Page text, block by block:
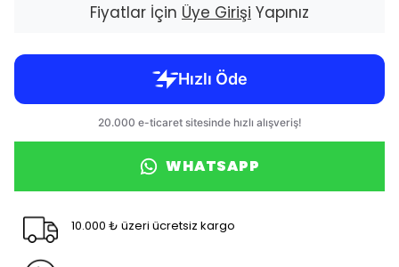
Fiyatlar İçin Üye Girişi Yapınız
WHATSAPP
10.000 ₺ üzeri ücretsiz kargo